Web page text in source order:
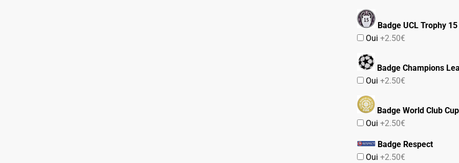
Badge UCL Trophy 15
Oui+2.50€
Badge Champions
Oui+2.50€
Badge World Club
Oui+2.50€
Badge Respect
Oui+2.50€